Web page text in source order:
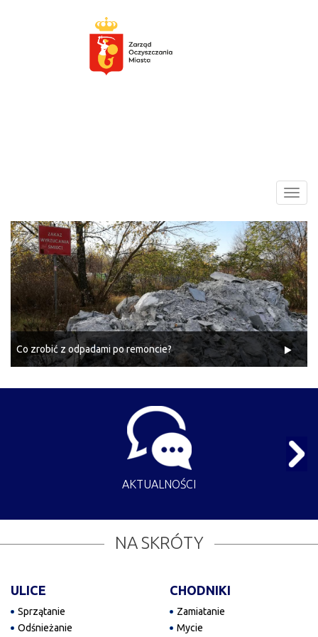
Miasta
Aktualności
Co zrobić z odpadami po remoncie?
AKTUALNOŚCI
NA SKRÓTY
ULICE
Sprzątanie
Odśnieżanie
CHODNIKI
Zamiatanie
Mycie